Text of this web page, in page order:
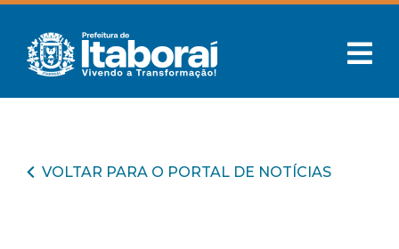
VOLTAR PARA O PORTAL DE NOTÍCIAS